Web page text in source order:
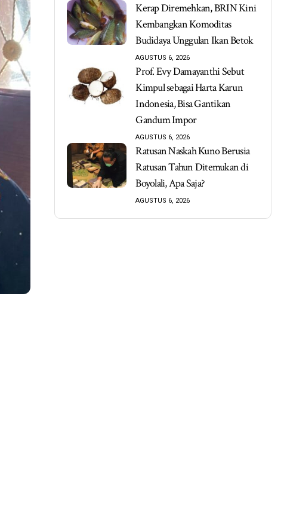
Kerap Diremehkan, BRIN Kini
Kembangkan Komoditas
Budidaya Unggulan Ikan Betok
AGUSTUS 6, 2026
Prof. Evy Damayanthi Sebut
Kimpul sebagai Harta Karun
Indonesia, Bisa Gantikan
Gandum Impor
AGUSTUS 6, 2026
Ratusan Naskah Kuno Berusia
Ratusan Tahun Ditemukan di
Boyolali, Apa Saja?
AGUSTUS 6, 2026